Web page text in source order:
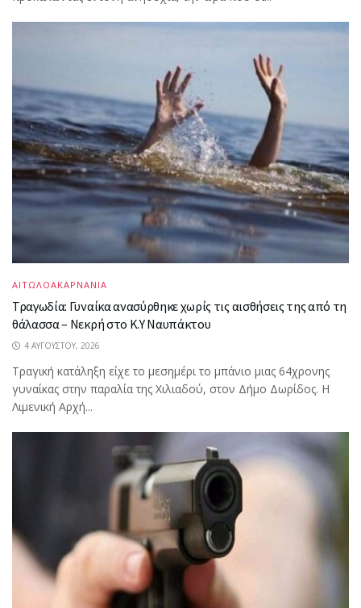
ΑΙΤΩΛΟΑΚΑΡΝΑΝΙΑ
Τραγωδία: Γυναίκα ανασύρθηκε χωρίς τις αισθήσεις της από τη
θάλασσα – Νεκρή στο Κ.Υ Ναυπάκτου
4 ΑΥΓΟΎΣΤΟΥ, 2026
Τραγική κατάληξη είχε το μεσημέρι το μπάνιο μιας 64χρονης
γυναίκας στην παραλία της Χιλιαδού, στον Δήμο Δωρίδος. Η
Λιμενική Αρχή...